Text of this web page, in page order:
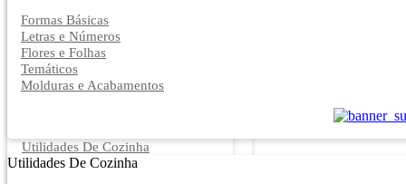
Formas Básicas
Letras e Números
Flores e Folhas
Temáticos
Molduras e Acabamentos
Utilidades De Cozinha
Utilidades De Cozinha